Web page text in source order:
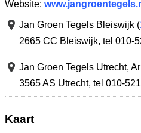
Website:
Jan Groen Tegels Bleiswijk (
2665 CC Bleiswijk, tel 010-
Jan Groen Tegels Utrecht,
3565 AS Utrecht, tel 010-
Kaart